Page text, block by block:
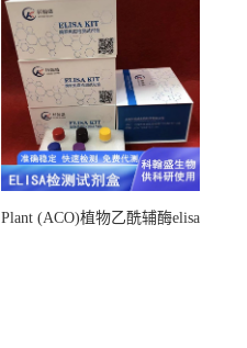
Plant (ACO)植物乙酰辅酶elisa